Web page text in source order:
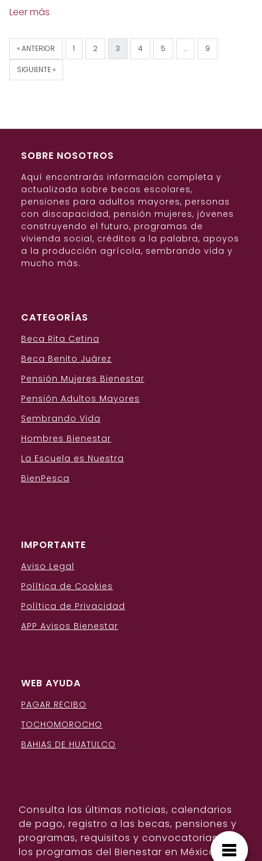
Leer más
« ANTERIOR 1 2 3 4 5 … 9
SIGUIENTE »
SOBRE NOSOTROS
Aquí encontrarás información completa y
actualizada sobre becas escolares,
pensiones para adultos mayores, personas
con discapacidad, pensión mujeres, jóvenes
construyendo el futuro, programas de
vivienda social, créditos a la palabra, apoyos
a la producción agrícola, sembrando vida y
mucho más.
CATEGORÍAS
Beca Rita Cetina
Beca Benito Juárez
Pensión Mujeres Bienestar
Pensión Adultos Mayores
Sembrando Vida
Hombres Bienestar
La Escuela es Nuestra
BienPesca
IMPORTANTE
Aviso Legal
Política de Cookies
Política de Privacidad
APP Avisos Bienestar
WEB AYUDA
PAGAR RECIBO
TOCHOMOROCHO
BAHIAS DE HUATULCO
Consulta las últimas noticias, calendarios
de pago, registro a las becas, pensiones y
programas, requisitos y convocatorias de
los programas del Bienestar en México.